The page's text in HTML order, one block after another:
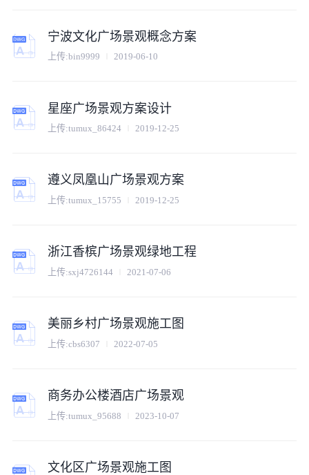
宁波文化广场景观概念方案
上传:bin9999 2019-06-10
星座广场景观方案设计
上传:tumux_86424 2019-12-25
遵义凤凰山广场景观方案
上传:tumux_15755 2019-12-25
浙江香槟广场景观绿地工程
上传:sxj4726144 2021-07-06
美丽乡村广场景观施工图
上传:cbs6307 2022-07-05
商务办公楼酒店广场景观
上传:tumux_95688 2023-10-07
文化区广场景观施工图